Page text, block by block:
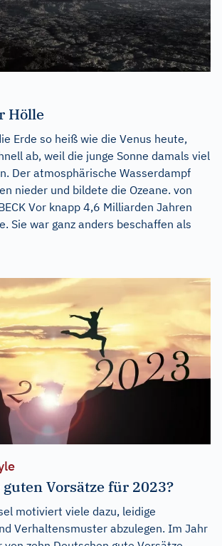
Hölle
Erde so heiß wie die Venus heute,
ab, weil die junge Sonne damals viel
Der atmosphärische Wasserdampf
nieder und bildete die Ozeane. von
Vor knapp 4,6 Milliarden Jahren
Sie war ganz anders beschaffen als
Vorsätze für 2023?
motiviert viele dazu, leidige
Verhaltensmuster abzulegen. Im Jahr